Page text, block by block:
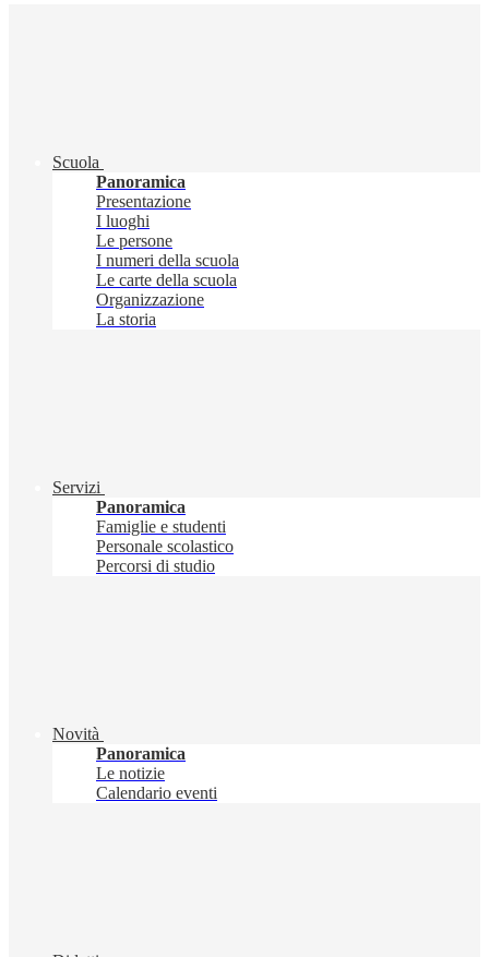
Scuola
Panoramica
Presentazione
I luoghi
Le persone
I numeri della scuola
Le carte della scuola
Organizzazione
La storia
Servizi
Panoramica
Famiglie e studenti
Personale scolastico
Percorsi di studio
Novità
Panoramica
Le notizie
Calendario eventi